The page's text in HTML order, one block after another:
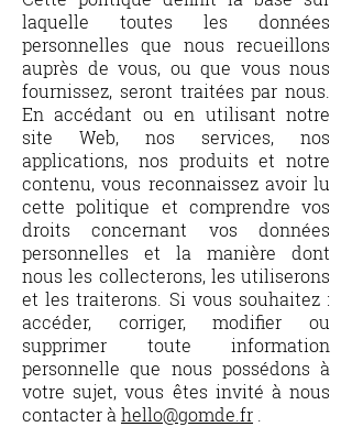
laquelle toutes les données
personnelles que nous recueillons
auprès de vous, ou que vous nous
fournissez, seront traitées par nous.
En accédant ou en utilisant notre
site Web, nos services, nos
applications, nos produits et notre
contenu, vous reconnaissez avoir lu
cette politique et comprendre vos
droits concernant vos données
personnelles et la manière dont
nous les collecterons, les utiliserons
et les traiterons. Si vous souhaitez :
accéder, corriger, modifier ou
supprimer toute information
personnelle que nous possédons à
votre sujet, vous êtes invité à nous
contacter à hello@gomde.fr